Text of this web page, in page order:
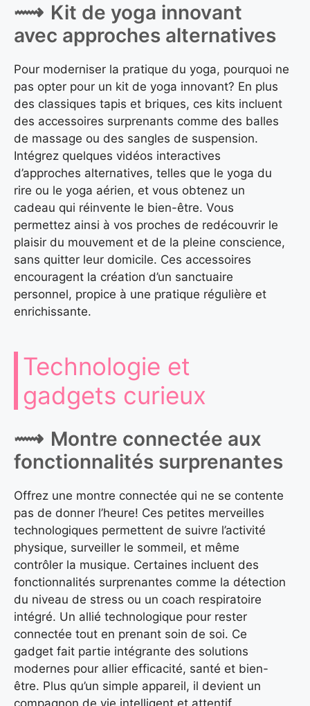
Kit de yoga innovant
avec approches alternatives
Pour moderniser la pratique du yoga, pourquoi ne
pas opter pour un kit de yoga innovant? En plus
des classiques tapis et briques, ces kits incluent
des accessoires surprenants comme des balles
de massage ou des sangles de suspension.
Intégrez quelques vidéos interactives
d’approches alternatives, telles que le yoga du
rire ou le yoga aérien, et vous obtenez un
cadeau qui réinvente le bien-être. Vous
permettez ainsi à vos proches de redécouvrir le
plaisir du mouvement et de la pleine conscience,
sans quitter leur domicile. Ces accessoires
encouragent la création d’un sanctuaire
personnel, propice à une pratique régulière et
enrichissante.
Technologie et
gadgets curieux
Montre connectée aux
fonctionnalités surprenantes
Offrez une montre connectée qui ne se contente
pas de donner l’heure! Ces petites merveilles
technologiques permettent de suivre l’activité
physique, surveiller le sommeil, et même
contrôler la musique. Certaines incluent des
fonctionnalités surprenantes comme la détection
du niveau de stress ou un coach respiratoire
intégré. Un allié technologique pour rester
connectée tout en prenant soin de soi. Ce
gadget fait partie intégrante des solutions
modernes pour allier efficacité, santé et bien-
être. Plus qu’un simple appareil, il devient un